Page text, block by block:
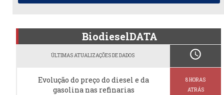
BiodieselDATA
ÚLTIMAS ATUALIZAÇÕES DE DADOS schedule
Evolução do preço do diesel e da
gasolina nas refinarias
8 HORAS
ATRÁS